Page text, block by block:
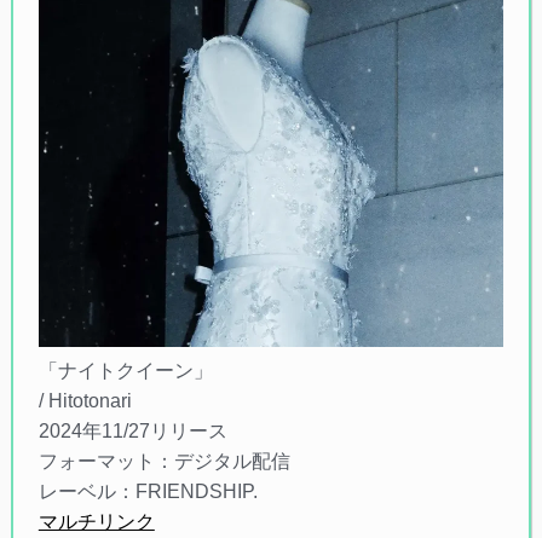
「ナイトクイーン」
/ Hitotonari
2024年11/27リリース
フォーマット：デジタル配信
レーベル：FRIENDSHIP.
マルチリンク